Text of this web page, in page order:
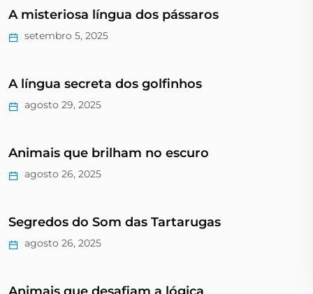
A misteriosa língua dos pássaros
setembro 5, 2025
A língua secreta dos golfinhos
agosto 29, 2025
Animais que brilham no escuro
agosto 26, 2025
Segredos do Som das Tartarugas
agosto 26, 2025